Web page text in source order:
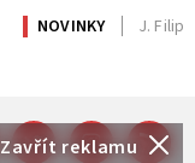
Zavřít reklamu
NOVINKY J. Filip